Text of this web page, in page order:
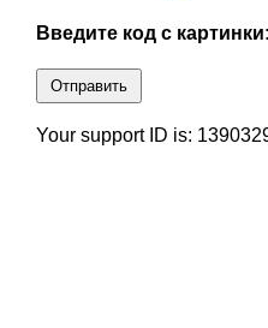
Введите код с картинки:
Отправить
Your support ID is: